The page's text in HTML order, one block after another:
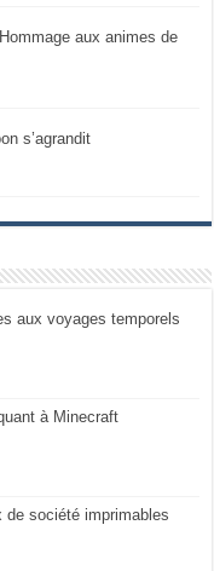
aux animes de
s’agrandit
aux voyages temporels
à Minecraft
de société imprimables